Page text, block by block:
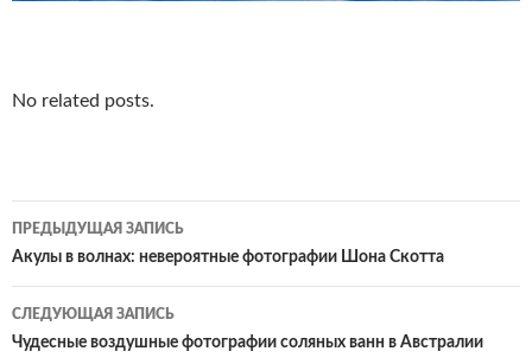
No related posts.
Навигация
по
записям
ПРЕДЫДУЩАЯ ЗАПИСЬ
Акулы в волнах: невероятные фотографии Шона Скотта
СЛЕДУЮЩАЯ ЗАПИСЬ
Чудесные воздушные фотографии соляных ванн в Австралии